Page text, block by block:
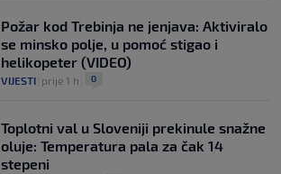
Požar kod Trebinja ne jenjava: Aktiviralo
se minsko polje, u pomoć stigao i
helikopeter (VIDEO)
VIJESTI prije 1 h 0
Toplotni val u Sloveniji prekinule snažne
oluje: Temperatura pala za čak 14
stepeni